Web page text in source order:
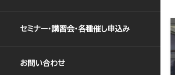
セミナー・講習会・各種催し申込み
お問い合わせ